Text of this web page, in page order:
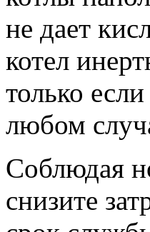
не дает
котел
только
любом
Соблюдая
снизите